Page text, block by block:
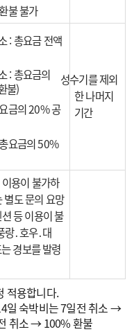
불 불가
: 총요금 전액
: 총요금의
불)
금의 20% 공
요금의 50%
성수기를 제외
한 나머지
기간
용이 불가하
별도 문의 요망
등 이용이 불
랑․호우․대
경보를 발령
적용합니다.
일 숙박비는 7일전 취소 →
취소 → 100% 환불